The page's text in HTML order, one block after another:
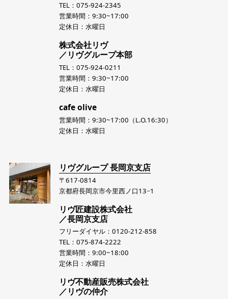
TEL：075-924-2345
営業時間：9:30~17:00
定休日：水曜日
株式会社リヴ
／リヴグループ本部
TEL：075-924-0211
営業時間：9:30~17:00
定休日：水曜日
cafe olive
営業時間：9:30~17:00（L.O.16:30）
定休日：水曜日
リヴグループ 長岡京支店
〒617-0814
京都府長岡京市今里西ノ口13−1
リヴ匠建設株式会社
／長岡京支店
フリーダイヤル：0120-212-858
TEL：075-874-2222
営業時間：9:00~18:00
定休日：水曜日
リヴ不動産販売株式会社
／リヴの仲介